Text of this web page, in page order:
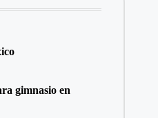
gimnasio en